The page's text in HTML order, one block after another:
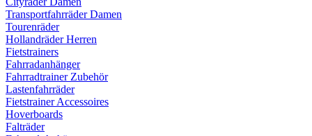
Transportfahrräder Damen
Tourenräder
Hollandräder Herren
Fietstrainers
Fahrradanhänger
Fahrradtrainer Zubehör
Lastenfahrräder
Fietstrainer Accessoires
Hoverboards
Falträder